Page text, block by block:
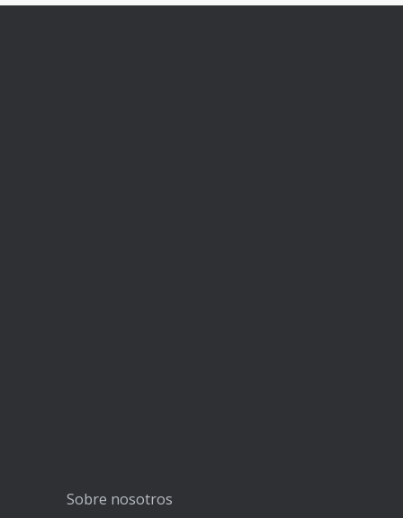
Sobre nosotros